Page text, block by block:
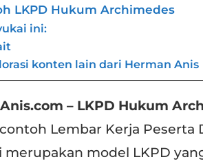
LKPD Hukum Archimedes
ini:
konten lain dari Herman Anis
– LKPD Hukum
Lembar Kerja Peserta
merupakan model LKPD